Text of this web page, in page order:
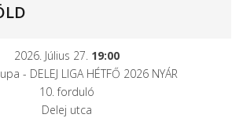
2026. Július 27. 19:00
- DELEJ LIGA HÉTFŐ 2026 NYÁR
10. forduló
Delej utca